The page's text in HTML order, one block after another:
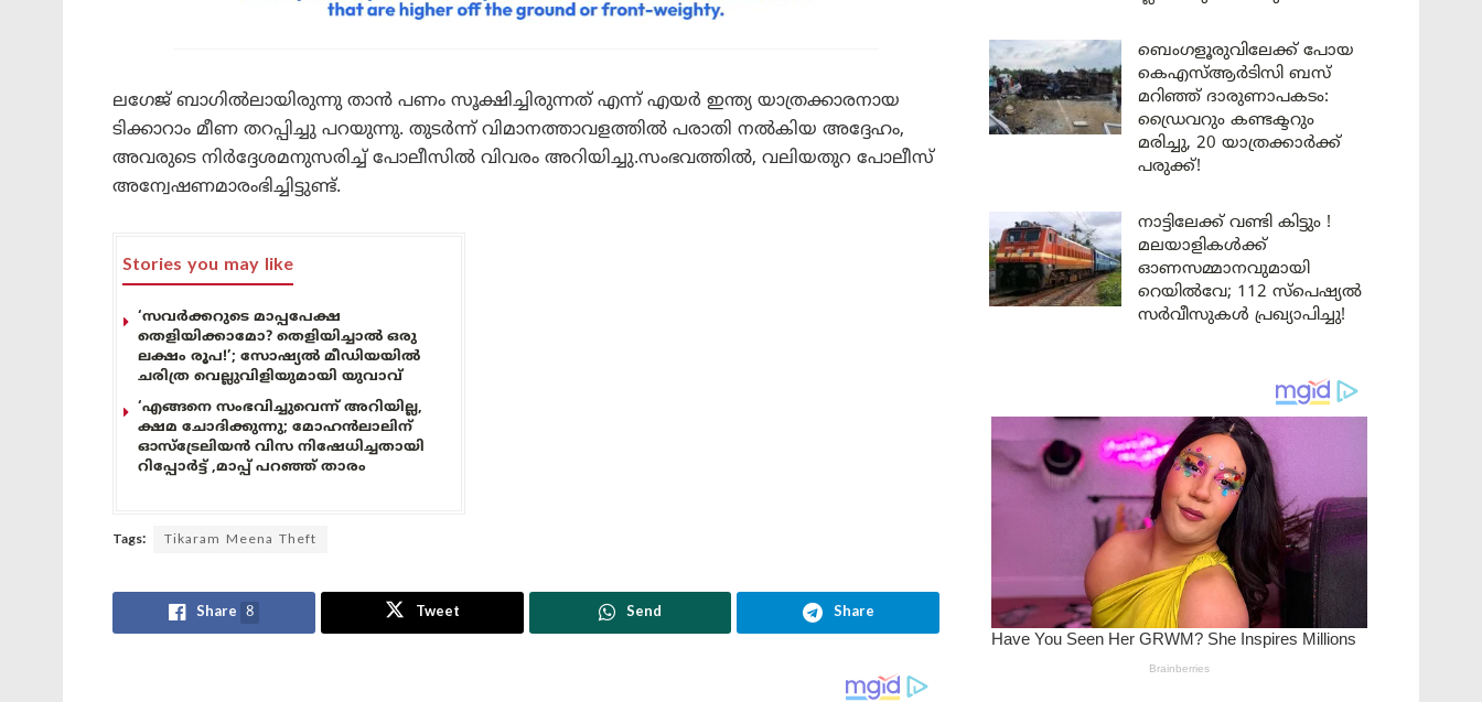
ലഗേജ് ബാഗിൽലായിരുന്നു താൻ പണം സൂക്ഷിച്ചിരുന്നത് എന്ന് എയർ ഇന്ത്യ യാത്രക്കാരനായ
ടിക്കാറാം മീണ തറപ്പിച്ചു പറയുന്നു. തുടർന്ന് വിമാനത്താവളത്തിൽ പരാതി നൽകിയ അദ്ദേഹം,
അവരുടെ നിർദ്ദേശമനുസരിച്ച് പോലീസിൽ വിവരം അറിയിച്ചു.സംഭവത്തിൽ, വലിയതുറ പോലീസ്
അന്വേഷണമാരംഭിച്ചിട്ടുണ്ട്.
Stories you may like
‘സവർക്കറുടെ മാപ്പപേക്ഷ
തെളിയിക്കാമോ? തെളിയിച്ചാൽ ഒരു
ലക്ഷം രൂപ!’; സോഷ്യൽ മീഡിയയിൽ
ചരിത്ര വെല്ലുവിളിയുമായി യുവാവ്
‘എങ്ങനെ സംഭവിച്ചുവെന്ന് അറിയില്ല,
ക്ഷമ ചോദിക്കുന്നു; മോഹൻലാലിന്
ഓസ്ട്രേലിയൻ വിസ നിഷേധിച്ചതായി
റിപ്പോർട്ട് ,മാപ്പ് പറഞ്ഞ് താരം
Tags: Tikaram Meena Theft
Share 8 Tweet Send Share
ബെംഗളൂരുവിലേക്ക് പോയ
കെഎസ്ആർടിസി ബസ്
മറിഞ്ഞ് ദാരുണാപകടം:
ഡ്രൈവറും കണ്ടക്ടറും
മരിച്ചു, 20 യാത്രക്കാർക്ക്
പരുക്ക്!
നാട്ടിലേക്ക് വണ്ടി കിട്ടും !
മലയാളികൾക്ക്
ഓണസമ്മാനവുമായി
റെയിൽവേ; 112 സ്പെഷ്യൽ
സർവീസുകൾ പ്രഖ്യാപിച്ചു!